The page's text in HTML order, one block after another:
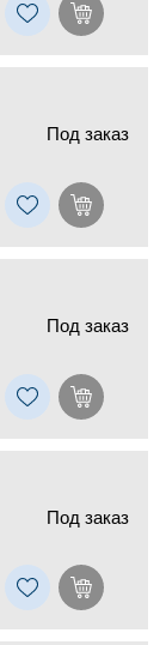
Под заказ
Под заказ
Под заказ